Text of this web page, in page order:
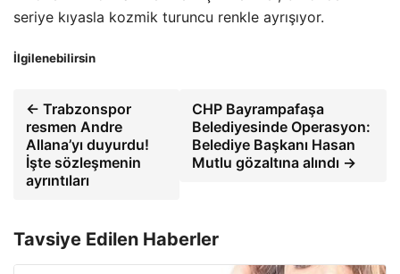
seriye kıyasla kozmik turuncu renkle ayrışıyor.
İlgilenebilirsin
← Trabzonspor
resmen Andre
Allana’yı duyurdu!
İşte sözleşmenin
ayrıntıları
CHP Bayrampafaşa
Belediyesinde Operasyon:
Belediye Başkanı Hasan
Mutlu gözaltına alındı →
Tavsiye Edilen Haberler